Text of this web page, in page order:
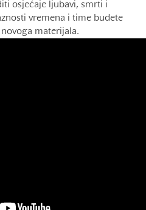
osjećaje ljubavi, smrti i
vremena i time budete
materijala.